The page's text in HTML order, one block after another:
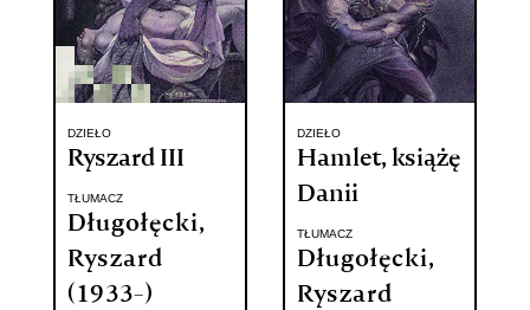
DZIEŁO
Ryszard III
TŁUMACZ
Długołęcki,
Ryszard
(1933-)
DZIEŁO
Hamlet, książę
Danii
TŁUMACZ
Długołęcki,
Ryszard